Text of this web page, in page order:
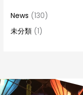
News (130)
未分類 (1)